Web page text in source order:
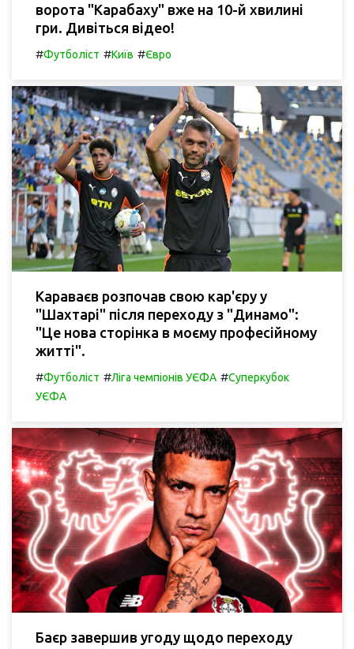
ворота "Карабаху" вже на 10-й хвилині
гри. Дивіться відео!
#Футболіст #Київ #Євро
Караваєв розпочав свою кар'єру у
"Шахтарі" після переходу з "Динамо":
"Це нова сторінка в моєму професійному
житті".
#Футболіст #Ліга чемпіонів УЄФА #Суперкубок
УЄФА
Баєр завершив угоду щодо переходу